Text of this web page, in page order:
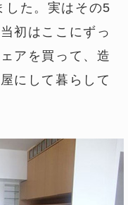
した。実はその5
初はここにずっ
アを買って、造
にして暮らして